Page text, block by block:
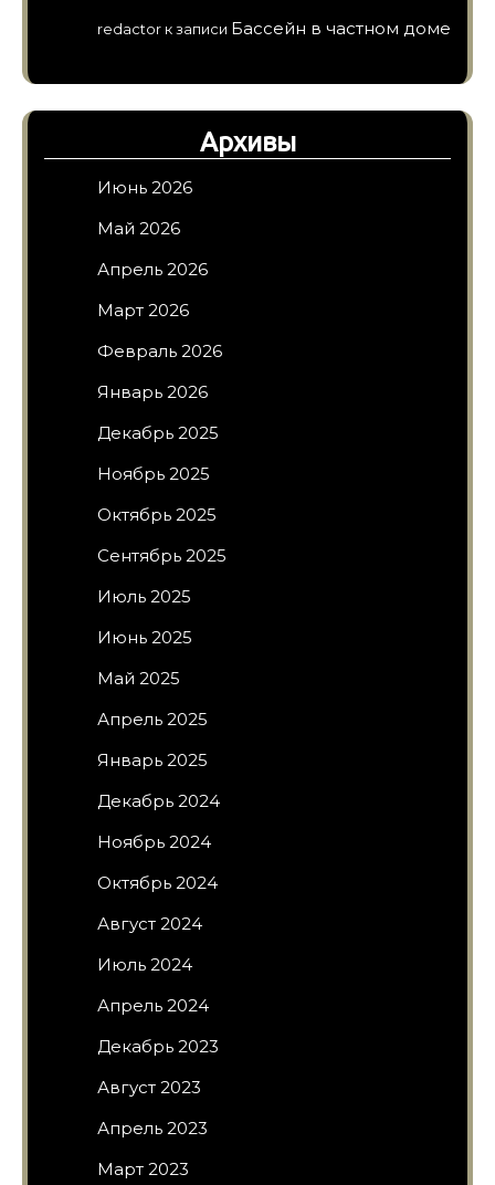
redactor к записи Бассейн в частном доме
Архивы
Июнь 2026
Май 2026
Апрель 2026
Март 2026
Февраль 2026
Январь 2026
Декабрь 2025
Ноябрь 2025
Октябрь 2025
Сентябрь 2025
Июль 2025
Июнь 2025
Май 2025
Апрель 2025
Январь 2025
Декабрь 2024
Ноябрь 2024
Октябрь 2024
Август 2024
Июль 2024
Апрель 2024
Декабрь 2023
Август 2023
Апрель 2023
Март 2023